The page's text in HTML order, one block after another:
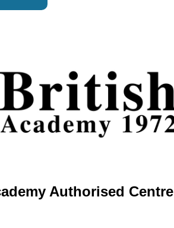
Authorised Centre